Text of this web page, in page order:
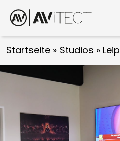
Startseite » Studios »